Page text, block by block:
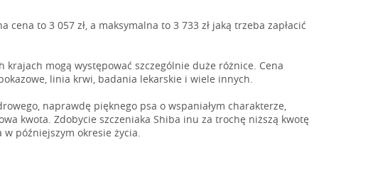
to 3 057 zł, a maksymalna to 3 733 zł jaką trzeba zapłacić
mogą występować szczególnie duże różnice. Cena
linia krwi, badania lekarskie i wiele innych.
naprawdę pięknego psa o wspaniałym charakterze,
kwota. Zdobycie szczeniaka Shiba inu za trochę niższą kwotę
późniejszym okresie życia.